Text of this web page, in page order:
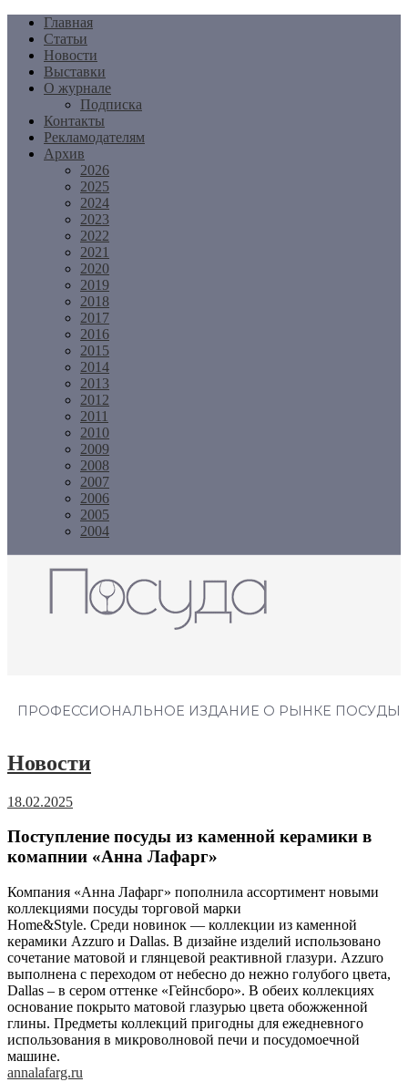
Перейти
содержимому
Главная
Статьи
Новости
Выставки
О журнале
Подписка
Контакты
Рекламодателям
Архив
2026
2025
2024
2023
2022
2021
2020
2019
2018
2017
2016
2015
2014
2013
2012
2011
2010
2009
2008
2007
2006
2005
2004
ПРОФЕССИОНАЛЬНОЕ ИЗДАНИЕ О РЫНКЕ ПОСУДЫ
Новости
18.02.2025
Поступление посуды из каменной керамики в
комапнии «Анна Лафарг»
Компания «Анна Лафарг» пополнила ассортимент новыми
коллекциями посуды торговой марки
Home&Style. Среди новинок — коллекции из каменной
керамики Azzuro и Dallas. В дизайне изделий использовано
сочетание матовой и глянцевой реактивной глазури. Azzuro
выполнена с переходом от небесно до нежно голубого цвета,
Dallas – в сером оттенке «Гейнсборо». В обеих коллекциях
основание покрыто матовой глазурью цвета обожженной
глины. Предметы коллекций пригодны для ежедневного
использования в микроволновой печи и посудомоечной
машине.
annalafarg.ru